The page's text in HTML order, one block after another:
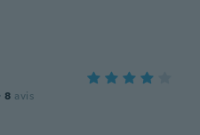
· 8 avis